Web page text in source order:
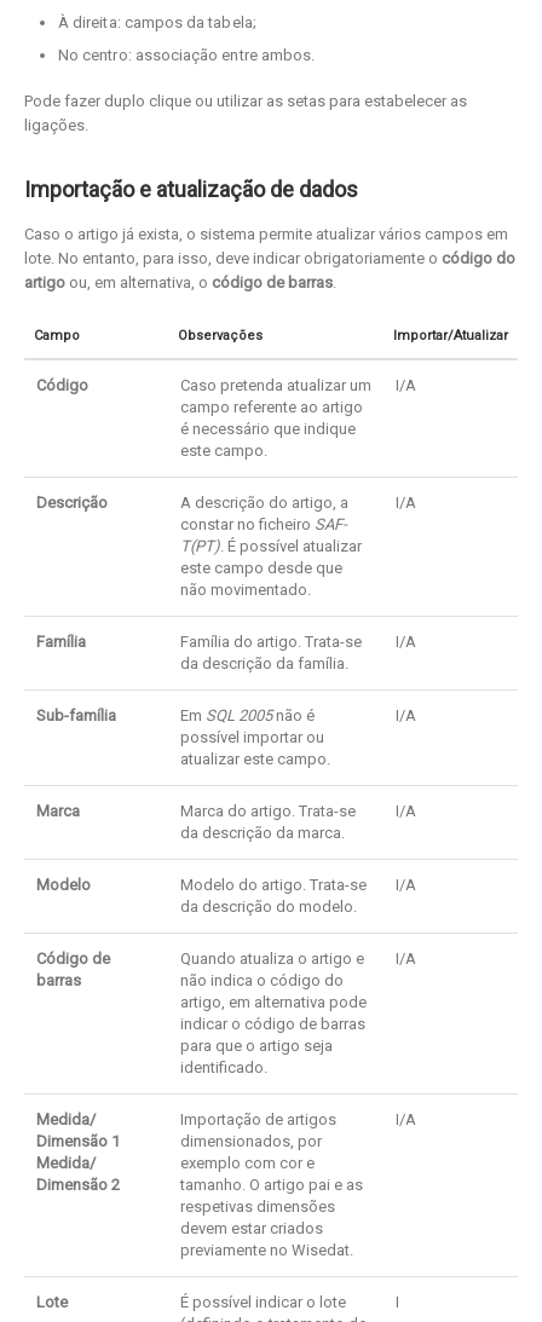
À direita: campos da tabela;
No centro: associação entre ambos.
Pode fazer duplo clique ou utilizar as setas para estabelecer as
ligações.
Importação e atualização de dados
Caso o artigo já exista, o sistema permite atualizar vários campos em
lote. No entanto, para isso, deve indicar obrigatoriamente o código do
artigo ou, em alternativa, o código de barras.
Campo Observações Importar/Atualizar
Código
Caso pretenda atualizar um
campo referente ao artigo
é necessário que indique
este campo.
I/A
Descrição
A descrição do artigo, a
constar no ficheiro SAF-
T(PT). É possível atualizar
este campo desde que
não movimentado.
I/A
Família
Família do artigo. Trata-se
da descrição da família.
I/A
Sub-família Em SQL 2005não é
possível importar ou
atualizar este campo.
I/A
Marca
Marca do artigo. Trata-se
da descrição da marca.
I/A
Modelo
Modelo do artigo. Trata-se
da descrição do modelo.
I/A
Código de
barras
Quando atualiza o artigo e
não indica o código do
artigo, em alternativa pode
indicar o código de barras
para que o artigo seja
identificado.
I/A
Medida/
Dimensão 1
Medida/
Dimensão 2
Importação de artigos
dimensionados, por
exemplo com cor e
tamanho. O artigo pai e as
respetivas dimensões
devem estar criados
previamente no Wisedat.
I/A
Lote
É possível indicar o lote
I